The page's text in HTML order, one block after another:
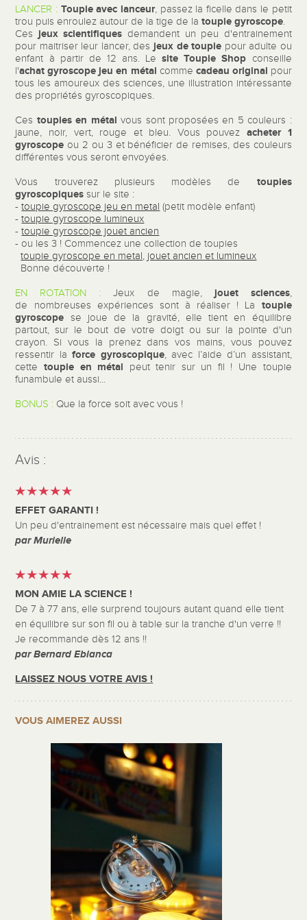
LANCER : Toupie avec lanceur, passez la ficelle dans le petit
trou puis enroulez autour de la tige de latoupie gyroscope.
Ces jeux scientifiques demandent un peu d'entrainement
pour maitriser leur lancer, des jeux de toupie pour adulte ou
enfant à partir de 12 ans. Lesite Toupie Shop conseille
l'achat gyroscope jeu en métal comme cadeau original pour
tous les amoureux des sciences, une illustration intéressante
des propriétés gyroscopiques.
Ces toupies en métal vous sont proposées en 5 couleurs :
jaune, noir, vert, rouge et bleu. Vous pouvezacheter 1
gyroscope ou 2 ou 3 et bénéficier de remises, des couleurs
différentes vous seront envoyées.
Vous trouverez plusieurs modèles de toupies
gyroscopiques sur le site :
-toupie gyroscope jeu en metal (petit modèle enfant)
-toupie gyroscope lumineux
-toupie gyroscope jouet ancien
- ou les 3 ! Commencez une collection de toupies
toupie gyroscope en metal, jouet ancien et lumineux
Bonne découverte !
EN ROTATION : Jeux de magie, jouet sciences,
de nombreuses expériences sont à réaliser ! La
toupie
gyroscope se joue de la gravité, elle tient en équilibre
partout, sur le bout de votre doigt ou sur la pointe d'un
crayon. Si vous la prenez dans vos mains, vous pouvez
ressentir laforce gyroscopique, avec l’aide d’un assistant,
cette toupie en métal peut tenir sur un fil ! Une toupie
funambule et aussi...
BONUS : Que la force soit avec vous !
Avis :
EFFET GARANTI !
Un peu d'entrainement est nécessaire mais quel effet !
par Murielle
MON AMIE LA SCIENCE !
De 7 à 77 ans, elle surprend toujours autant quand elle tient
en équilibre sur son fil ou à table sur la tranche d'un verre !!
Je recommande dès 12 ans !!
par Bernard Ebianca
LAISSEZ NOUS VOTRE AVIS !
VOUS AIMEREZ AUSSI